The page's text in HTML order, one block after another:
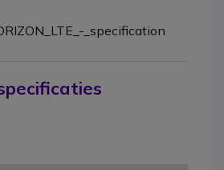
_specification